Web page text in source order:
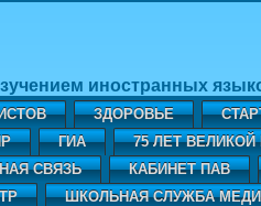
иностранных
ЗДОРОВЬЕ
ГИА 75 ЛЕТ
СВЯЗЬ КАБИНЕТ ПАВ
ШКОЛЬНАЯ СЛУЖБА